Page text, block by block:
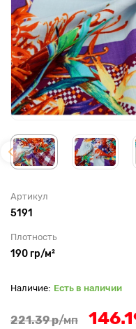
Артикул
5191
Плотность
190 гр/м²
Есть в наличии
221.39 р/мп